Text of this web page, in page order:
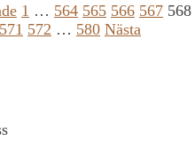
1 … 564 565 566 567 568
571 572 … 580 Nästa